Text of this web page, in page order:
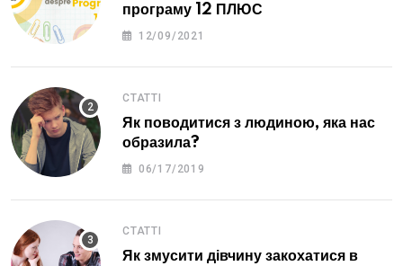
програму 12 ПЛЮС
12/09/2021
СТАТТІ
Як поводитися з людиною, яка нас
образила?
06/17/2019
СТАТТІ
Як змусити дівчину закохатися в